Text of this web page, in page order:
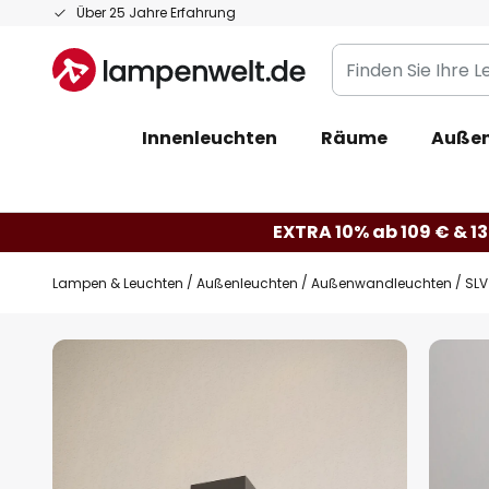
Über 25 Jahre Erfahrung
Zum
springen
Finden
Sie
Leuchte...
Innenleuchten Räume
EXTRA 10% ab 109 € &
Lampen & Leuchten Außenleuchten Außenwandleuchten
Zum